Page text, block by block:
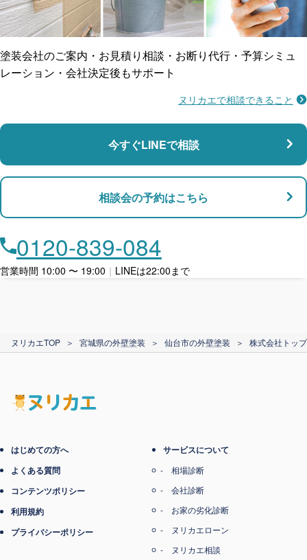
ご近所トラブルに
賠償保険
支払い対応
ローン利用
カード支払い
防水工事
マンション・アパート対応
店舗・事務所対応
塗装会社のご案内・お見積り相談・お断り代行・予算シミュ
レーション・会社決定後もサポート
ヌリカエで相談できること
今すぐLINEで相談
相談会の予約はこちら
0120-839-084
営業時間 10:00 〜 19:00 ｜ LINEは22:00まで
ヌリカエTOP ＞ 宮城県の外壁塗装 ＞ 仙台市の外壁塗装 ＞ 株式会社トッ
はじめての方へ
よくある質問
コンテンツポリシー
利用規約
プライバシーポリシー
サービスについて
相場診断
会社診断
お家の劣化診断
ヌリカエローン
ヌリカエ相談